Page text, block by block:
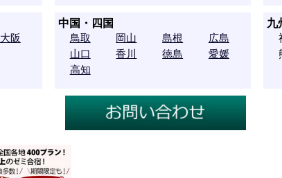
大阪
中国・四国
鳥取 岡山 島根
広島
山口
香川 徳島
愛媛
高知
九